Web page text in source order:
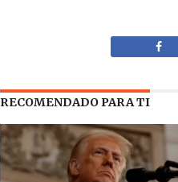
RECOMENDADO PARA TI